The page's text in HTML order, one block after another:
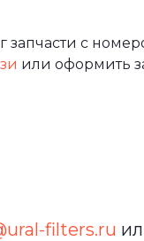
с
или оформить
filters.ru